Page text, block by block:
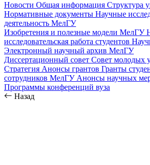
Новости Общая информация Структура
Нормативные документы Научные
деятельность МелГУ
Изобретения и полезные модели МелГУ
исследовательская работа студентов
Электронный научный архив МелГУ
Диссертационный совет Совет молодых
Стратегия Анонсы грантов Гранты
сотрудников МелГУАнонсы научных
Программы конференций вуза
Назад